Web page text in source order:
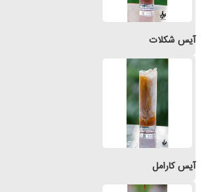
آیس شکلات
آیس کارامل